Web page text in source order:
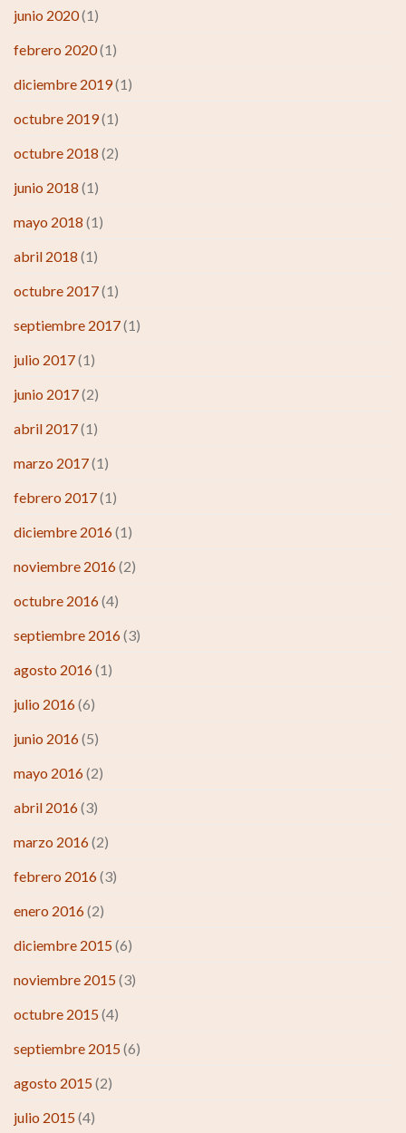
junio 2020(1)
febrero 2020(1)
diciembre 2019(1)
octubre 2019(1)
octubre 2018 (2)
junio 2018 (1)
mayo 2018 (1)
abril 2018 (1)
octubre 2017(1)
septiembre 2017(1)
julio 2017(1)
junio 2017(2)
abril 2017(1)
marzo 2017(1)
febrero 2017(1)
diciembre 2016(1)
noviembre 2016(2)
octubre 2016(4)
septiembre 2016(3)
agosto 2016(1)
julio 2016(6)
junio 2016(5)
mayo 2016(2)
abril 2016(3)
marzo 2016(2)
febrero 2016(3)
enero 2016(2)
diciembre 2015(6)
noviembre 2015(3)
octubre 2015(4)
septiembre 2015(6)
agosto 2015(2)
julio 2015(4)